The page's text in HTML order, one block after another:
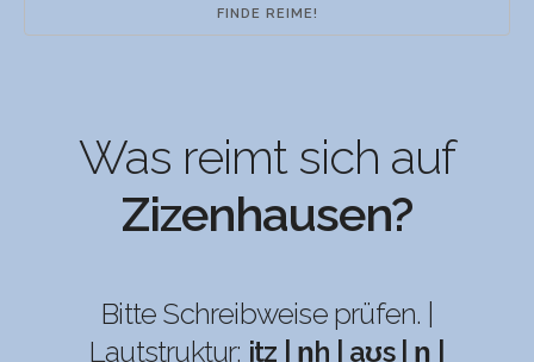
Was reimt sich auf
Zizenhausen?
Bitte Schreibweise prüfen. |
Lautstruktur: itz | n̩h | aʊ̯s | n̩ |